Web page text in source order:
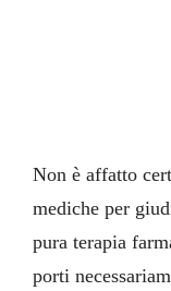
Non è affatto
mediche per
pura terapia
porti